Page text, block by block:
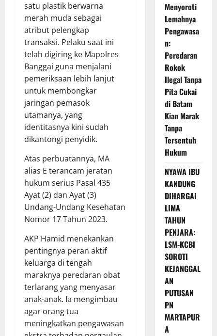
satu plastik berwarna
merah muda sebagai
atribut pelengkap
transaksi. Pelaku saat ini
telah digiring ke Mapolres
Banggai guna menjalani
pemeriksaan lebih lanjut
untuk membongkar
jaringan pemasok
utamanya, yang
identitasnya kini sudah
dikantongi penyidik.
Atas perbuatannya, MA
alias E terancam jeratan
hukum serius Pasal 435
Ayat (2) dan Ayat (3)
Undang-Undang Kesehatan
Nomor 17 Tahun 2023.
AKP Hamid menekankan
pentingnya peran aktif
keluarga di tengah
maraknya peredaran obat
terlarang yang menyasar
anak-anak. Ia mengimbau
agar orang tua
meningkatkan pengawasan
Menyoroti
Lemahnya
Pengawasa
n:
Peredaran
Rokok
Ilegal Tanpa
Pita Cukai
di Batam
Kian Marak
Tanpa
Tersentuh
Hukum
NYAWA IBU
KANDUNG
DIHARGAI
LIMA
TAHUN
PENJARA:
LSM-KCBI
SOROTI
KEJANGGAL
AN
PUTUSAN
PN
MARTAPUR
A